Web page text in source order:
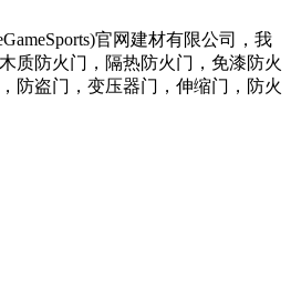
官网建材有限公司，我
质防火门，隔热防火门，免漆防火
防盗门，变压器门，伸缩门，防火